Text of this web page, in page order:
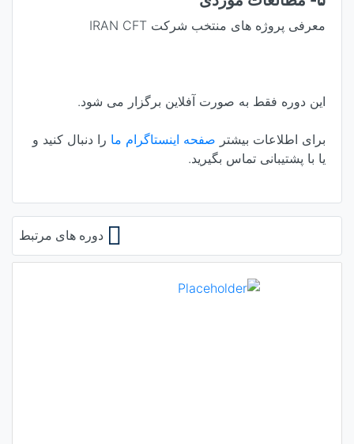
معرفی پروژه های منتخب شرکت IRAN CFT
این دوره فقط به صورت آفلاین برگزار می شود.
برای اطلاعات بیشتر صفحه اینستاگرام ما را دنبال کنید و
یا با پشتیبانی تماس بگیرید.
دوره های مرتبط